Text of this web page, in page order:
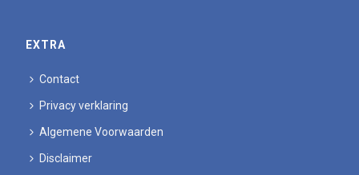
EXTRA
Contact
Privacy verklaring
Algemene Voorwaarden
Disclaimer